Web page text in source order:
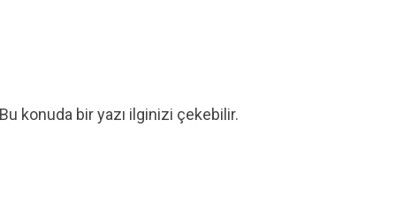
konuda bir yazı ilginizi çekebilir.